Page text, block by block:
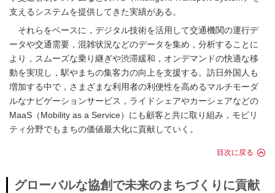
支えるシステムを提供してきた実績がある。
それらをベースに，デジタル技術を活用して交通機関の運行デ
ータや交通需要，混雑状況などのデータを集め，分析することに
より，スムーズな乗り継ぎや渋滞緩和，オンデマンドの快適な移
動を実現し，駅やまちの集客力の向上を支援する。訪日外国人も
増加する中で，さまざまな利用者の利便性を高めるマルチモーダ
ルなナビゲーションサービス，ライドシェアやカーシェアなどの
MaaS（Mobility as a Service）にも顧客と共に取り組み，モビリ
ティ分野でもまちの価値最大化に貢献していく。
目次に戻る
グローバルな協創で未来のまちづくりに貢献